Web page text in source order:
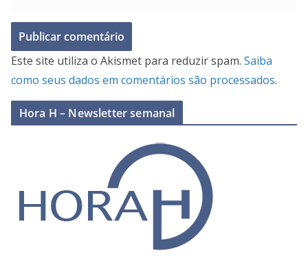
Este site utiliza o Akismet para reduzir spam. Saiba
como seus dados em comentários são processados.
Hora H – Newsletter semanal